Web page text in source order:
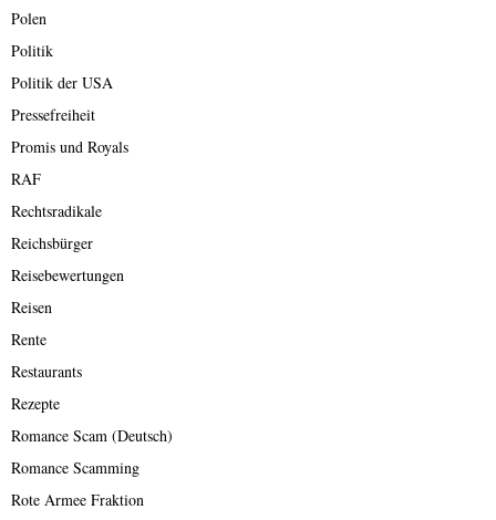
Polen
Politik
Politik der USA
Pressefreiheit
Promis und Royals
RAF
Rechtsradikale
Reichsbürger
Reisebewertungen
Reisen
Rente
Restaurants
Rezepte
Romance Scam (Deutsch)
Romance Scamming
Rote Armee Fraktion